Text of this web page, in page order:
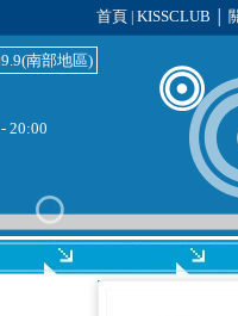
首頁 KISSCLUB
南部地區)
20:00